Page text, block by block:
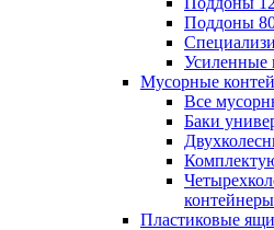
Поддоны
Усиленные
Мусорные
Все
Баки
контейнеры
Пластиковые